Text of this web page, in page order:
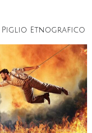
Piglio Etnografico